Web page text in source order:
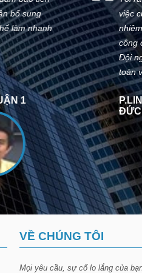
việc của Alô
nhiệm làm
công của đội
Đội ngũ thi
toàn và đạt
P.LINH
ĐỨC
VỀ CHÚNG TÔI
Mọi yêu cầu, sự cố lo lắng của